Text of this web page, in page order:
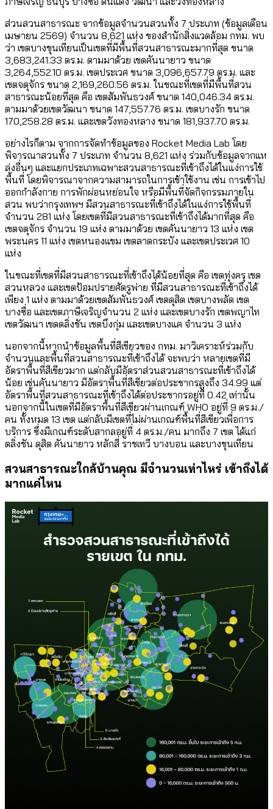
ส่วนสวนสาธารณะ จากข้อมูลจำนวนสวนทั้ง 7 ประเภท (ข้อมูลเดือน
เมษายน 2569) จำนวน 8,621 แห่ง ของสำนักสิ่งแวดล้อม กทม. พบ
ว่า เขตบางขุนเทียนเป็นเขตที่มีพื้นที่สวนสาธารณะมากที่สุด ขนาด
3,683,241.33 ตร.ม. ตามมาด้วย เขตคันนายาว ขนาด
3,264,552.10 ตร.ม. เขตประเวศ ขนาด 3,096,657.79 ตร.ม. และ
เขตจตุจักร ขนาด 2,169,260.56 ตร.ม. ในขณะที่เขตที่มีพื้นที่สวน
สาธารณะน้อยที่สุด คือ เขตสัมพันธวงศ์ ขนาด 140,046.34 ตร.ม.
ตามมาด้วยเขตวัฒนา ขนาด 147,557.76 ตร.ม. เขตบางรัก ขนาด
170,258.28 ตร.ม. และเขตวังทองหลาง ขนาด 181,937.70 ตร.ม.
อย่างไรก็ตาม จากการจัดทำข้อมูลของ Rocket Media Lab โดย
พิจารณาสวนทั้ง 7 ประเภท จำนวน 8,621 แห่ง ร่วมกับข้อมูลจากแห
ล่งอื่นๆ และแยกประเภทเฉพาะสวนสาธารณะที่เข้าถึงได้ในแง่การใช้
พื้นที่ โดยพิจารณาจากความสามารถในการเข้าใช้งาน เช่น การเข้าไป
ออกกำลังกาย การพักผ่อนหย่อนใจ หรือมีพื้นที่จัดกิจกรรมภายใน
สวน พบว่ากรุงเทพฯ มีสวนสาธารณะที่เข้าถึงได้ในแง่การใช้พื้นที่
จำนวน 281 แห่ง โดยเขตที่มีสวนสาธารณะที่เข้าถึงได้มากที่สุด คือ
เขตจตุจักร จำนวน 19 แห่ง ตามมาด้วย เขตคันนายาว 13 แห่ง เขต
พระนคร 11 แห่ง เขตหนองแขม เขตลาดกระบัง และเขตประเวศ 10
แห่ง
ในขณะที่เขตที่มีสวนสาธารณะที่เข้าถึงได้น้อยที่สุด คือ เขตทุ่งครุ เขต
สวนหลวง และเขตป้อมปรายศัตรูพ่าย ที่มีสวนสาธารณะที่เข้าถึงได้
เพียง 1 แห่ง ตามมาด้วยเขตสัมพันธวงศ์ เขตดุสิต เขตบางพลัด เขต
บางซื่อ และเขตภาษีเจริญจำนวน 2 แห่ง และเขตบางรัก เขตพญาไท
เขตวัฒนา เขตตลิ่งชัน เขตบึงกุ่ม และเขตบางแค จำนวน 3 แห่ง
นอกจากนี้หากนำข้อมูลพื้นที่สีเขียวของ กทม. มาวิเคราะห์ร่วมกับ
จำนวนและพื้นที่สวนสาธารณะที่เข้าถึงได้ จะพบว่า หลายเขตที่มี
อัตราพื้นที่สีเขียวมาก แต่กลับมีอัตราส่วนสวนสาธารณะที่เข้าถึงได้
น้อย เช่นคันนายาว มีอัตราพื้นที่สีเขียวต่อประชากรสูงถึง 34.99 แต่
อัตราพื้นที่สวนสาธารณะที่เข้าถึงได้ต่อประชากรอยู่ที่ 0.42 เท่านั้น
นอกจากนี้ในเขตที่มีอัตราพื้นที่สีเขียวผ่านเกณฑ์ WHO อยู่ที่ 9 ตร.ม./
คน ทั้งหมด 13 เขต แต่กลับมีเขตที่ไม่ผ่านเกณฑ์พื้นที่สีเขียวเพื่อการ
บริการ ซึ่งมีเกณฑ์ระดับสากลอยู่ที่ 4 ตร.ม./คน มากถึง 7 เขต ได้แก่
ตลิ่งชัน ดุสิต คันนายาว หลักสี่ ราชเทวี บางบอน และบางขุนเทียน
สวนสาธารณะใกล้บ้านคุณ มีจำนวนเท่าไหร่ เข้าถึงได้
มากแค่ไหน